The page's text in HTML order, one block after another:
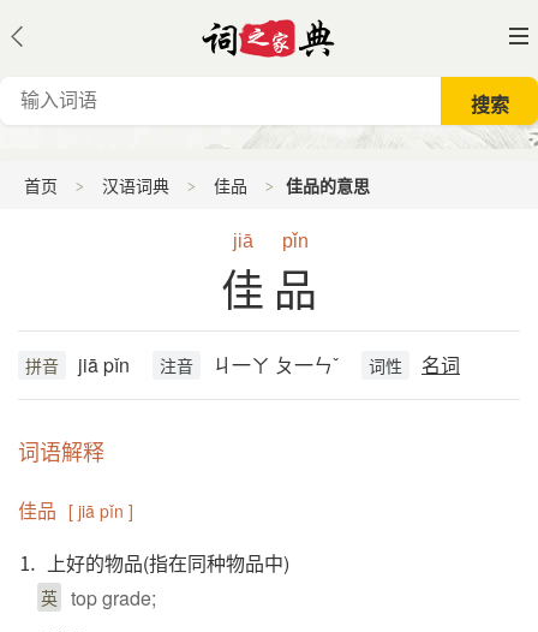
首页 汉语词典 佳品 佳品的意思
jiā pǐn
佳品
拼音 jiā pǐn 注音 ㄐ一ㄚ ㄆ一ㄣˇ 词性 名词
词语解释
佳品 [ jiā pǐn ]
⒈ 上好的物品(指在同种物品中)
英 top grade;